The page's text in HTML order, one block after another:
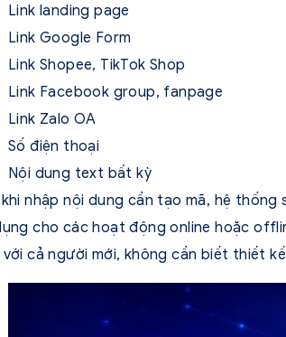
Link landing page
Link Google Form
Link Shopee, TikTok Shop
Link Facebook group, fanpage
Link Zalo OA
Số điện thoại
Nội dung text bất kỳ
khi nhập nội dung cần tạo mã, hệ
cho các hoạt động online hoặc
cả người mới, không cần biết thiết